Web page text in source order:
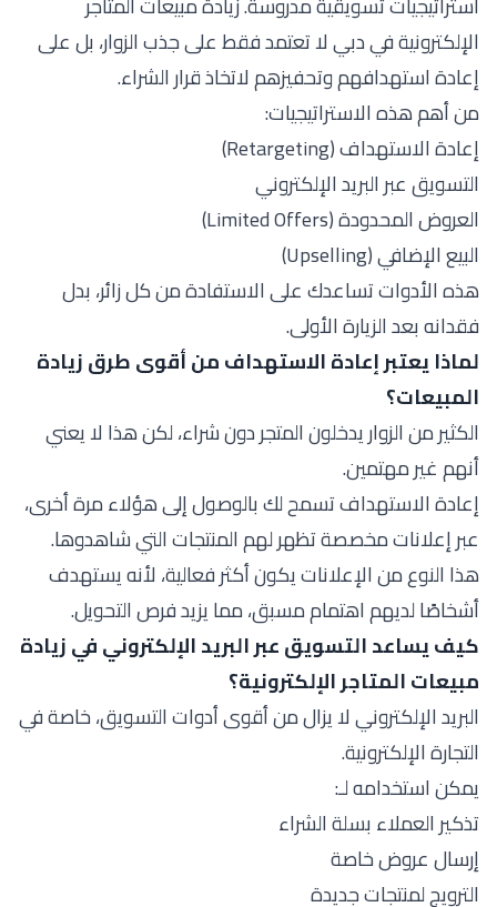
الإلكترونية في دبي لا تعتمد فقط على جذب الزوار، بل على
إعادة استهدافهم وتحفيزهم لاتخاذ قرار الشراء.
من أهم هذه الاستراتيجيات:
إعادة الاستهداف (Retargeting)
التسويق عبر البريد الإلكتروني
العروض المحدودة (Limited Offers)
البيع الإضافي (Upselling)
هذه الأدوات تساعدك على الاستفادة من كل زائر، بدل
فقدانه بعد الزيارة الأولى.
لماذا يعتبر إعادة الاستهداف من أقوى طرق زيادة
المبيعات؟
الكثير من الزوار يدخلون المتجر دون شراء، لكن هذا لا يعني
أنهم غير مهتمين.
إعادة الاستهداف تسمح لك بالوصول إلى هؤلاء مرة أخرى،
عبر إعلانات مخصصة تظهر لهم المنتجات التي شاهدوها.
هذا النوع من الإعلانات يكون أكثر فعالية، لأنه يستهدف
أشخاصًا لديهم اهتمام مسبق، مما يزيد فرص التحويل.
كيف يساعد التسويق عبر البريد الإلكتروني في زيادة
مبيعات المتاجر الإلكترونية؟
البريد الإلكتروني لا يزال من أقوى أدوات التسويق، خاصة في
التجارة الإلكترونية.
يمكن استخدامه لـ:
تذكير العملاء بسلة الشراء
إرسال عروض خاصة
الترويج لمنتجات جديدة